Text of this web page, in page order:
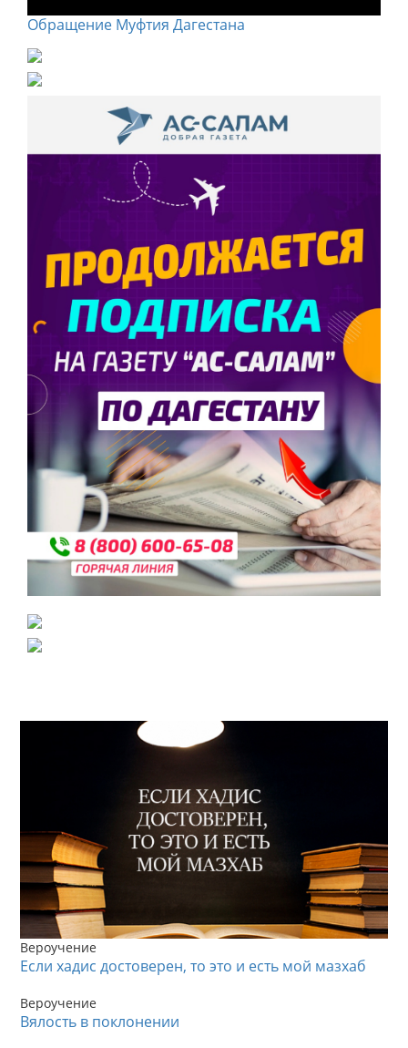
Обращение Муфтия Дагестана
Вероучение
Если хадис достоверен, то это и есть мой мазхаб
Вероучение
Вялость в поклонении